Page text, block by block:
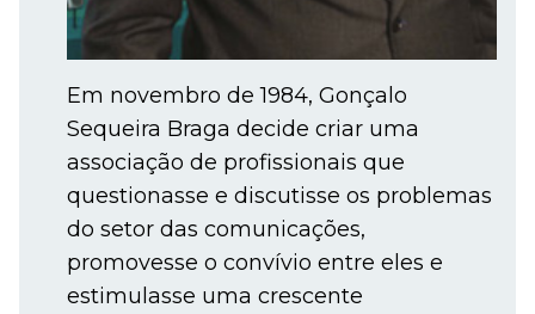
Em novembro de 1984, Gonçalo
Sequeira Braga decide criar uma
associação de profissionais que
questionasse e discutisse os problemas
do setor das comunicações,
promovesse o convívio entre eles e
estimulasse uma crescente